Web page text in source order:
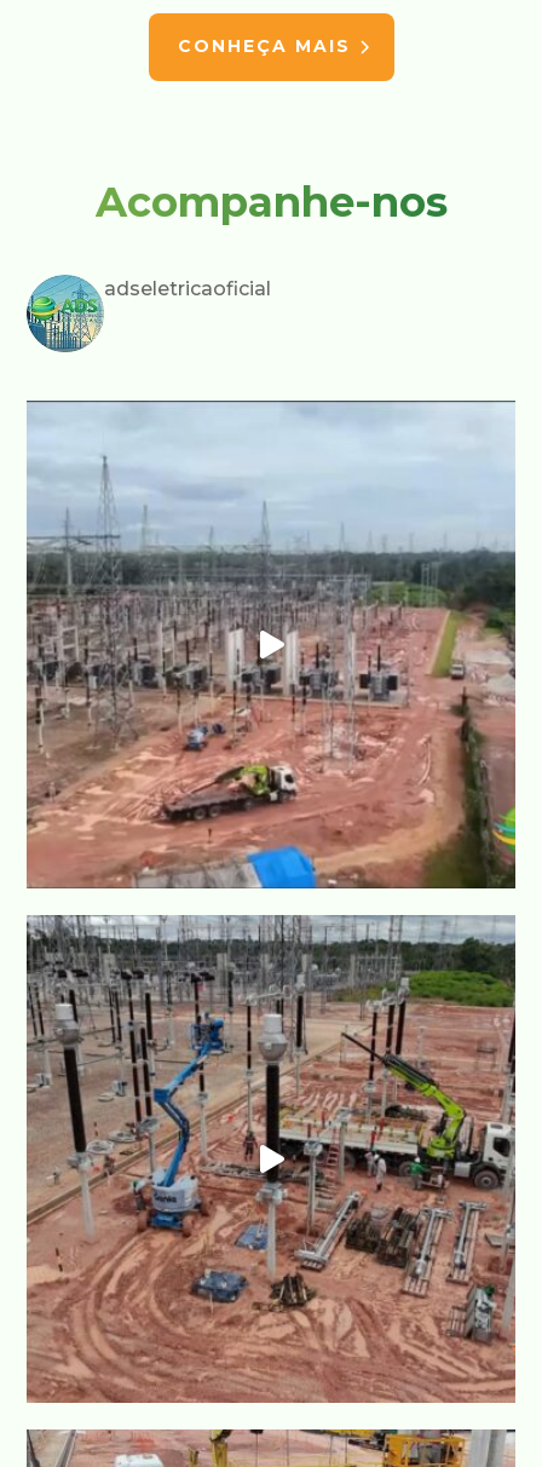
CONHEÇA MAIS
Acompanhe-nos
adseletricaoficial